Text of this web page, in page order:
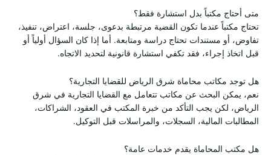
متى أحتاج مكتباً بدل استشارة فقط؟
تحتاج مكتباً عندما تكون القضية مرتبطة بدعوى، جلسة، اعتراض، تنفيذ،
تفاوض، أو مستندات تحتاج دراسة ومتابعة. أما إذا كان السؤال أولياً أو
قبل اتخاذ إجراء، فقد تكفي استشارة قانونية لتحديد الاتجاه.
هل توجد مكاتب محاماة شرق الرياض للقضايا التجارية؟
نعم، يمكن البحث عن مكاتب تتعامل مع القضايا التجارية في شرق
الرياض، لكن يجب التأكد من خبرة المكتب في العقود، الشراكات،
المطالبات المالية، السجلات، والمراسلات قبل التوكيل.
هل مكتب المحاماة يقدم خدمات عامة؟